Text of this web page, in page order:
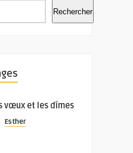
Rechercher
vœux et les dîmes
Esther